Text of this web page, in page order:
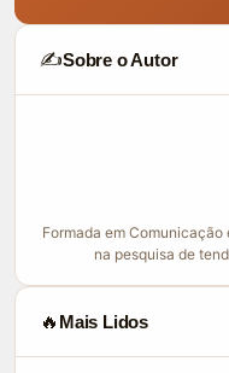
✍️Sobre o Autor
Formada em
na pesquisa de
🔥 Mais Lidos